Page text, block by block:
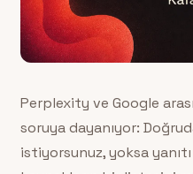
Perplexity ve Google
soruya dayanıyor:
istiyorsunuz, yoksa